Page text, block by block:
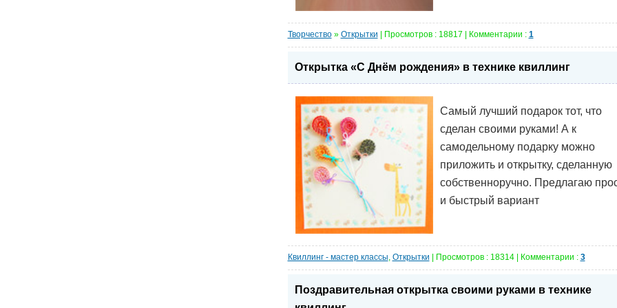
Творчество» Открытки | Просмотров : 18817 | Комментарии : 1
Открытка «С Днём рождения» в технике квиллинг
Самый лучший подарок тот, что
сделан своими руками! А к
самодельному подарку можно
приложить и открытку, сделанную
собственноручно. Предлагаю
и быстрый вариант
Квиллинг - мастер классы, Открытки | Просмотров : 18314 | Комментарии : 3
Поздравительная открытка своими руками в технике